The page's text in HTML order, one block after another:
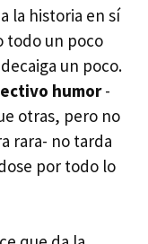
la historia en sí
todo un poco
un poco.
humor-
otras, pero no
rara- no tarda
por todo lo